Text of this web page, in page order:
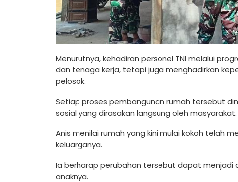
Menurutnya, kehadiran personel TNI melalui
dan tenaga kerja, tetapi juga menghadirkan
pelosok.
Setiap proses pembangunan rumah tersebut
sosial yang dirasakan langsung oleh masyarakat.
Anis menilai rumah yang kini mulai kokoh telah
keluarganya.
Ia berharap perubahan tersebut dapat menjadi
anaknya.